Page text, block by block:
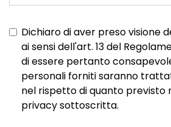
Dichiaro di aver preso visione
ai sensi dell'art. 13 del
di essere pertanto
personali forniti saranno
nel rispetto di quanto previsto
privacy sottoscritta.